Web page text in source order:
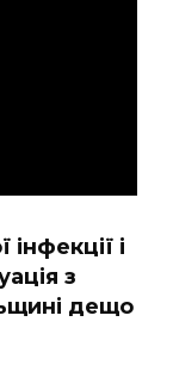
і
з
дещо